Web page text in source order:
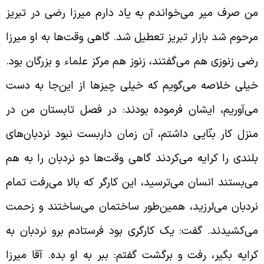
صرف میر می‌خواندم به یاد دارم میرزا رضی در تبریز
شد بازار تبریز تعطیل شد. گاهی وقت‌ها به او میرزا
زنوزی هم می‌گفتند، زنوز هم مرکز علماء و بزرگان بود.
خلاصه می‌گویم که خیلی چیزها از این‌جا به دست
ایشان فرموده بودند: در فصل تابستان من در
کار بنّایی داشتم، آن زمان داربست نبود نردبان‌های
را کرایه می‌کردند گاهی وقت‌ها دو نردبان را به هم
انسان می‌ترسید، این کارگر که بالا می‌رفت تمام
می‌لرزید، همین‌طور ساختمان می‌ساختند و زحمت
گفت: یک کارگری بود فرستادم برو نردبان به
بگیر، رفت و برگشت گفتم: ببر به او بده. آقا میرزا